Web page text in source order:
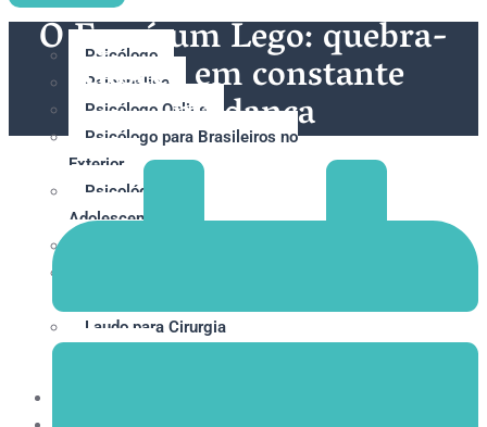
Terapias
Psicólogo
Psicanálise
Psicólogo Online
Psicólogo para Brasileiros no
Exterior
Psicológo para
Adolescentes
Laudo para Cirurgia
O Ego é um Lego: quebra-
cabeça em constante
mudança